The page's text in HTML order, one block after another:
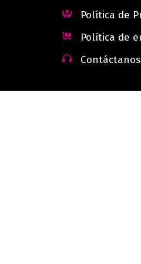
Política de
Política de
Contáctanos